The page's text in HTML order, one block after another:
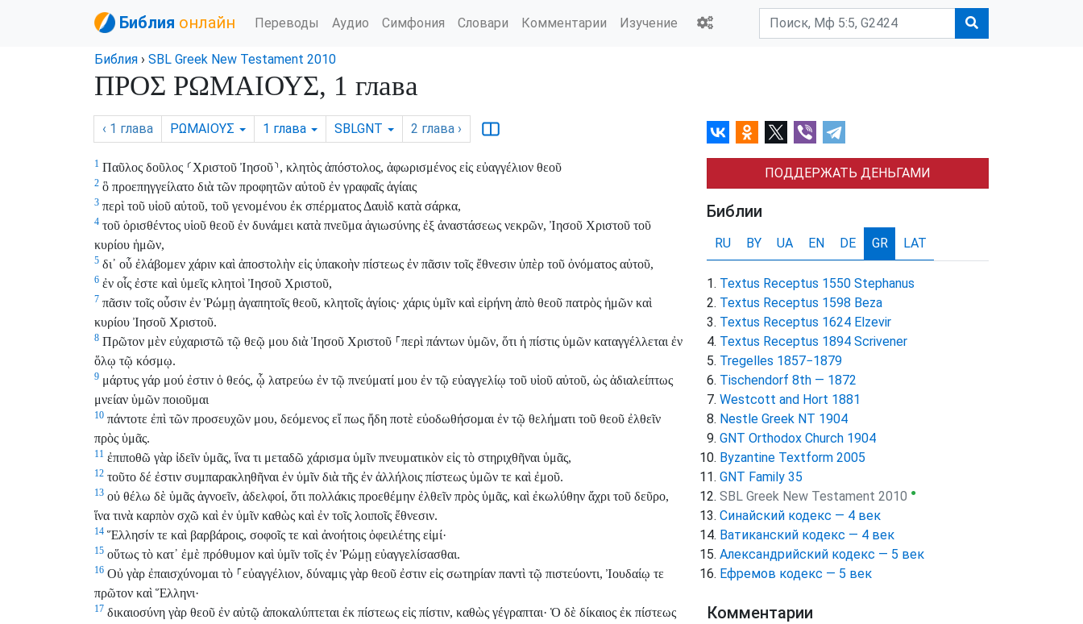
Библия онлайн Переводы Аудио Симфония Словари Комментарии Изучение
Библия › SBL Greek New Testament 2010
ΠΡΟΣ ΡΩΜΑΙΟΥΣ, 1 глава
‹ 1 глава ΡΩΜΑΙΟΥΣ 1 глава SBLGNT 2 глава ›
1 Παῦλος δοῦλος ⸂Χριστοῦ Ἰησοῦ⸃, κλητὸς ἀπόστολος, ἀφωρισμένος εἰς εὐαγγέλιον θεοῦ
2 ὃ προεπηγγείλατο διὰ τῶν προφητῶν αὐτοῦ ἐν γραφαῖς ἁγίαις
3 περὶ τοῦ υἱοῦ αὐτοῦ, τοῦ γενομένου ἐκ σπέρματος Δαυὶδ κατὰ σάρκα,
4 τοῦ ὁρισθέντος υἱοῦ θεοῦ ἐν δυνάμει κατὰ πνεῦμα ἁγιωσύνης ἐξ ἀναστάσεως νεκρῶν, Ἰησοῦ Χριστοῦ τοῦ
κυρίου ἡμῶν,
5 δι᾽ οὗ ἐλάβομεν χάριν καὶ ἀποστολὴν εἰς ὑπακοὴν πίστεως ἐν πᾶσιν τοῖς ἔθνεσιν ὑπὲρ τοῦ ὀνόματος αὐτοῦ,
6 ἐν οἷς ἐστε καὶ ὑμεῖς κλητοὶ Ἰησοῦ Χριστοῦ,
7 πᾶσιν τοῖς οὖσιν ἐν Ῥώμῃ ἀγαπητοῖς θεοῦ, κλητοῖς ἁγίοις· χάρις ὑμῖν καὶ εἰρήνη ἀπὸ θεοῦ πατρὸς ἡμῶν καὶ
κυρίου Ἰησοῦ Χριστοῦ.
8 Πρῶτον μὲν εὐχαριστῶ τῷ θεῷ μου διὰ Ἰησοῦ Χριστοῦ ⸀περὶ πάντων ὑμῶν, ὅτι ἡ πίστις ὑμῶν καταγγέλλεται ἐν
ὅλῳ τῷ κόσμῳ.
9 μάρτυς γάρ μού ἐστιν ὁ θεός, ᾧ λατρεύω ἐν τῷ πνεύματί μου ἐν τῷ εὐαγγελίῳ τοῦ υἱοῦ αὐτοῦ, ὡς ἀδιαλείπτως
μνείαν ὑμῶν ποιοῦμαι
10 πάντοτε ἐπὶ τῶν προσευχῶν μου, δεόμενος εἴ πως ἤδη ποτὲ εὐοδωθήσομαι ἐν τῷ θελήματι τοῦ θεοῦ ἐλθεῖν
πρὸς ὑμᾶς.
11 ἐπιποθῶ γὰρ ἰδεῖν ὑμᾶς, ἵνα τι μεταδῶ χάρισμα ὑμῖν πνευματικὸν εἰς τὸ στηριχθῆναι ὑμᾶς,
12 τοῦτο δέ ἐστιν συμπαρακληθῆναι ἐν ὑμῖν διὰ τῆς ἐν ἀλλήλοις πίστεως ὑμῶν τε καὶ ἐμοῦ.
13 οὐ θέλω δὲ ὑμᾶς ἀγνοεῖν, ἀδελφοί, ὅτι πολλάκις προεθέμην ἐλθεῖν πρὸς ὑμᾶς, καὶ ἐκωλύθην ἄχρι τοῦ δεῦρο,
ἵνα τινὰ καρπὸν σχῶ καὶ ἐν ὑμῖν καθὼς καὶ ἐν τοῖς λοιποῖς ἔθνεσιν.
14 Ἕλλησίν τε καὶ βαρβάροις, σοφοῖς τε καὶ ἀνοήτοις ὀφειλέτης εἰμί·
15 οὕτως τὸ κατ᾽ ἐμὲ πρόθυμον καὶ ὑμῖν τοῖς ἐν Ῥώμῃ εὐαγγελίσασθαι.
16 Οὐ γὰρ ἐπαισχύνομαι τὸ ⸀εὐαγγέλιον, δύναμις γὰρ θεοῦ ἐστιν εἰς σωτηρίαν παντὶ τῷ πιστεύοντι, Ἰουδαίῳ τε
πρῶτον καὶ Ἕλληνι·
17 δικαιοσύνη γὰρ θεοῦ ἐν αὐτῷ ἀποκαλύπτεται ἐκ πίστεως εἰς πίστιν, καθὼς γέγραπται· Ὁ δὲ δίκαιος ἐκ πίστεως
ПОДДЕРЖАТЬ ДЕНЬГАМИ
Библии
RU BY UA EN DE GR LAT
Textus Receptus 1550 Stephanus
Textus Receptus 1598 Beza
Textus Receptus 1624 Elzevir
Textus Receptus 1894 Scrivener
Tregelles 1857−1879
Tischendorf 8th — 1872
Westcott and Hort 1881
Nestle Greek NT 1904
GNT Orthodox Church 1904
Byzantine Textform 2005
GNT Family 35
SBL Greek New Testament 2010 ●
Синайский кодекс — 4 век
Ватиканский кодекс — 4 век
Александрийский кодекс — 5 век
Ефремов кодекс — 5 век
Комментарии